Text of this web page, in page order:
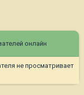
онлайн
не просматривает